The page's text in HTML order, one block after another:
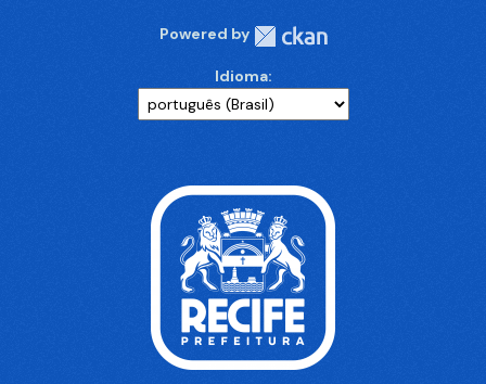
Powered by
Idioma